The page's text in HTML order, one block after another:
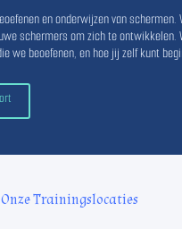
en onderwijzen van
schermers om zich te ontwikkelen.
we beoefenen, en hoe jij zelf kunt
Onze Trainingslocaties